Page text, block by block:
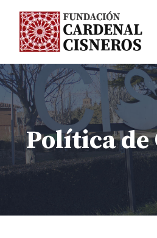
Política de